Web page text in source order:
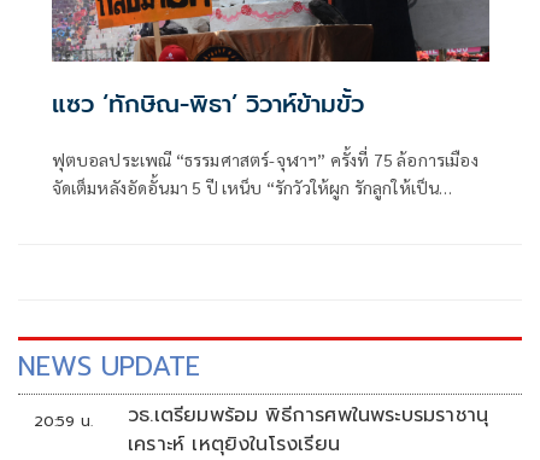
แซว ‘ทักษิณ-พิธา’ วิวาห์ข้ามขั้ว
ฟุตบอลประเพณี “ธรรมศาสตร์-จุฬาฯ” ครั้งที่ 75 ล้อการเมือง
จัดเต็มหลังอัดอั้นมา 5 ปี เหน็บ “รักวัวให้ผูก รักลูกให้เป็น
NEWS UPDATE
20:59 น.
วธ.เตรียมพร้อม พิธีการศพในพระบรมราชานุ
เคราะห์ เหตุยิงในโรงเรียน